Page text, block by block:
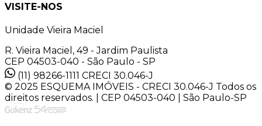
VISITE-NOS
Unidade Vieira Maciel
R. Vieira Maciel, 49 - Jardim Paulista
CEP 04503-040 - São Paulo - SP
(11) 98266-1111 CRECI 30.046-J
© 2025 ESQUEMA IMÓVEIS - CRECI 30.046-J Todos os
direitos reservados. | CEP 04503-040 | São Paulo-SP